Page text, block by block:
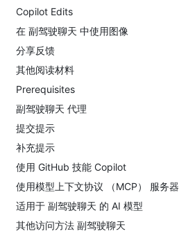
Copilot Edits
在 副驾驶聊天 中使用图像
分享反馈
其他阅读材料
Prerequisites
副驾驶聊天 代理
提交提示
补充提示
使用 GitHub 技能 Copilot
使用模型上下文协议 （MCP） 服务器
适用于 副驾驶聊天 的 AI 模型
其他访问方法 副驾驶聊天